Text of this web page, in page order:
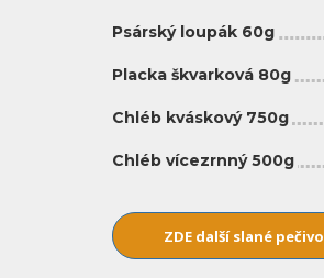
Psárský loupák 60g
Placka škvarková 80g
Chléb kváskový 750g
Chléb vícezrnný 500g
ZDE další slané pečivo